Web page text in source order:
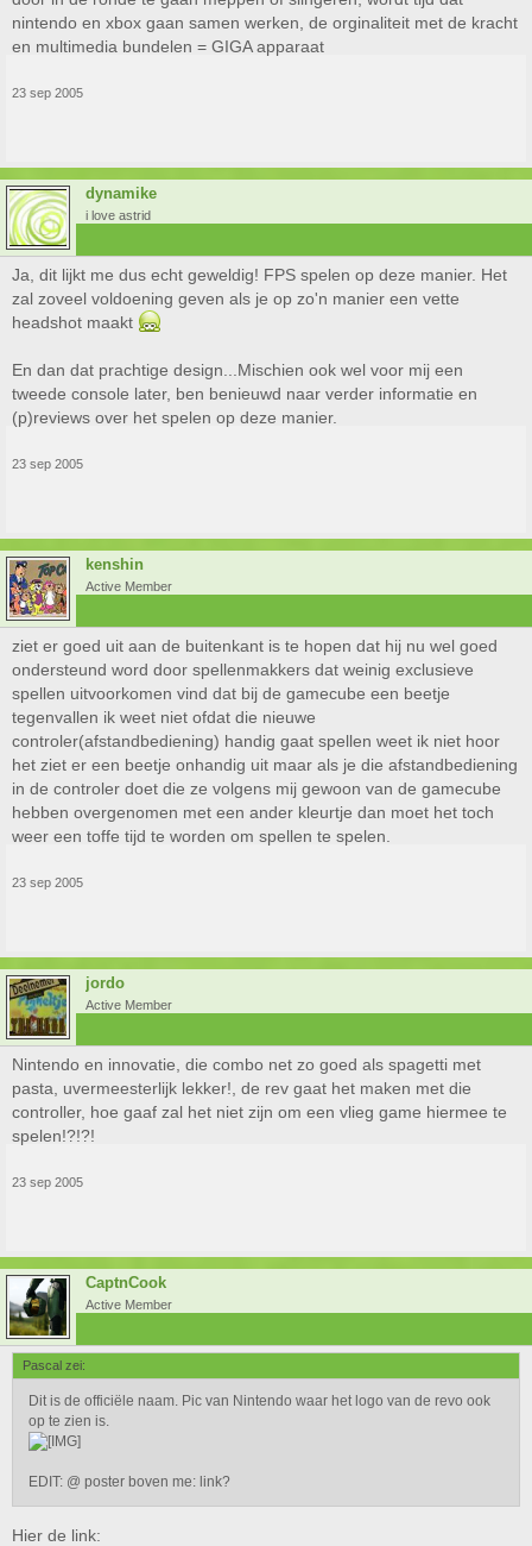
nintendo en xbox gaan samen werken, de orginaliteit met de kracht
en multimedia bundelen = GIGA apparaat
23 sep 2005
dynamike
i love astrid
Ja, dit lijkt me dus echt geweldig! FPS spelen op deze manier. Het
zal zoveel voldoening geven als je op zo'n manier een vette
headshot maakt
En dan dat prachtige design...Mischien ook wel voor mij een
tweede console later, ben benieuwd naar verder informatie en
(p)reviews over het spelen op deze manier.
23 sep 2005
kenshin
Active Member
ziet er goed uit aan de buitenkant is te hopen dat hij nu wel goed
ondersteund word door spellenmakkers dat weinig exclusieve
spellen uitvoorkomen vind dat bij de gamecube een beetje
tegenvallen ik weet niet ofdat die nieuwe
controler(afstandbediening) handig gaat spellen weet ik niet hoor
het ziet er een beetje onhandig uit maar als je die afstandbediening
in de controler doet die ze volgens mij gewoon van de gamecube
hebben overgenomen met een ander kleurtje dan moet het toch
weer een toffe tijd te worden om spellen te spelen.
23 sep 2005
jordo
Active Member
Nintendo en innovatie, die combo net zo goed als spagetti met
pasta, uvermeesterlijk lekker!, de rev gaat het maken met die
controller, hoe gaaf zal het niet zijn om een vlieg game hiermee te
spelen!?!?!
23 sep 2005
CaptnCook
Active Member
Pascal zei:
Dit is de officiële naam. Pic van Nintendo waar het logo van de revo ook
op te zien is.
EDIT: @ poster boven me: link?
Hier de link: